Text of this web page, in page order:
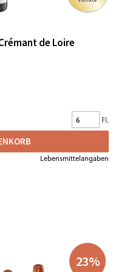
de Loire
Fl.
Lebensmittelangaben
23%